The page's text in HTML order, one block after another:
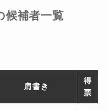
候補者一覧
肩書き
得
票